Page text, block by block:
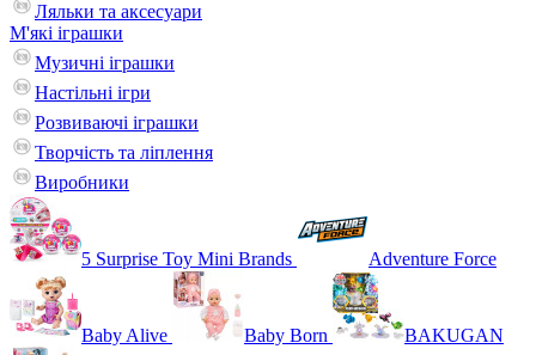
Ляльки та аксесуари
М'які іграшки
Музичні іграшки
Настільні iгри
Розвиваючі іграшки
Творчість та ліплення
Виробники
5 Surprise Toy Mini Brands Adventure Force
Baby Alive Baby Born BAKUGAN